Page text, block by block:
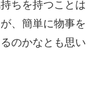
ちを持つことは
、簡単に物事を
のかなとも思い